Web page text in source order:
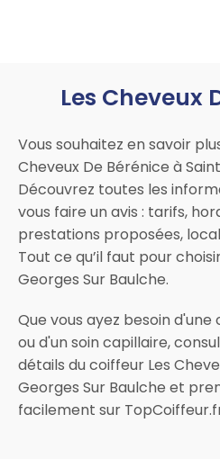
Les Cheveux
Vous souhaitez en savoir
Cheveux De Bérénice à
Découvrez toutes les
vous faire un avis : tarifs,
prestations proposées,
Tout ce qu’il faut pour
Georges Sur Baulche.
Que vous ayez besoin
ou d'un soin capillaire,
détails du coiffeur Les
Georges Sur Baulche et
facilement sur